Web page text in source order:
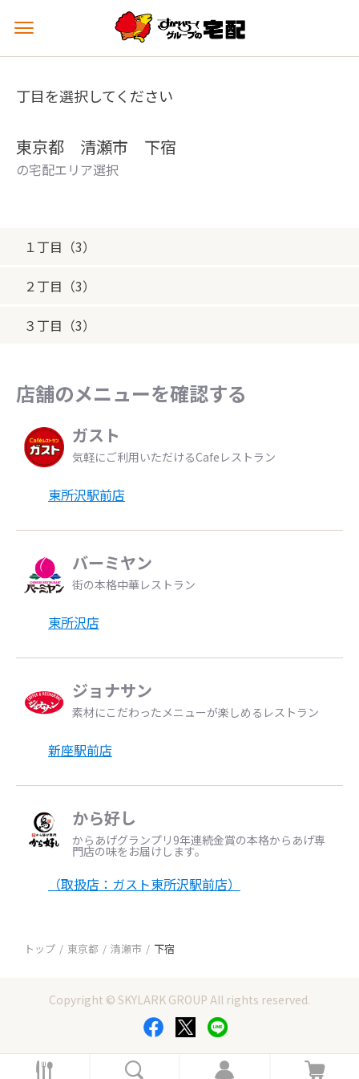
メ
ュ
を
丁目を選択してください
東京都 清瀬市 下宿
の宅配エリア選択
１丁目（3）
２丁目（3）
３丁目（3）
店舗のメニューを確認する
ガスト
気軽にご利用いただけるCafeレストラン
東所沢駅前店
バーミヤン
街の本格中華レストラン
東所沢店
ジョナサン
素材にこだわったメニューが楽しめるレストラン
新座駅前店
から好し
からあげグランプリ9年連続金賞の本格からあげ専
門店の味をお届けします。
（取扱店：ガスト東所沢駅前店）
トップ 東京都 清瀬市 下宿
Copyright © SKYLARK GROUP All rights reserved.
ホ ロ カ